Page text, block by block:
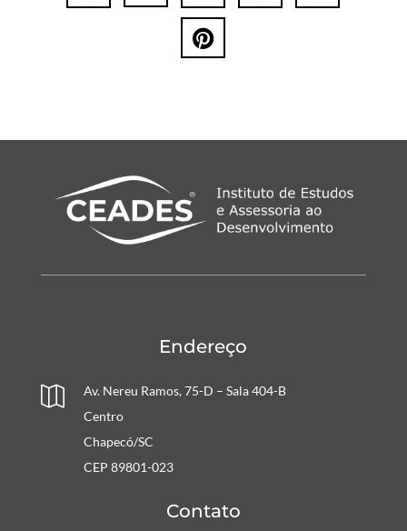

Endereço

Av. Nereu Ramos, 75-D – Sala 404-B
Centro
Chapecó/SC
CEP 89801-023
Contato